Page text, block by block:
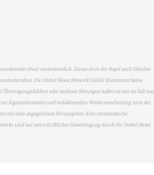
oben) verantwortlich. Dieser ist in der Regel auch Urheber
Die United News Network GmbH übernimmt keine
oder anderen Störungen haftet sie nur im Fall von
Eigeninformation und redaktionellen Weiterverarbeitung ist in der
mit dem angegebenen Herausgeber. Eine systematische
sind nur mit schriftlicher Genehmigung durch die United News